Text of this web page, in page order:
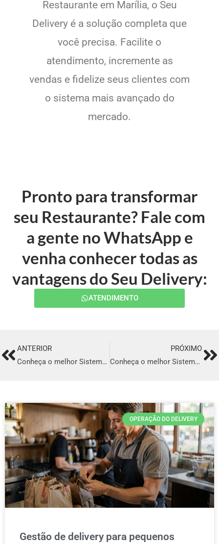
Restaurante em Marília, o Seu
Delivery é a solução completa que
você precisa. Facilite o
atendimento, incremente as
vendas e fidelize seus clientes com
o sistema mais avançado do
mercado.
Pronto para transformar
seu Restaurante? Fale com
a gente no WhatsApp e
venha conhecer todas as
vantagens do Seu Delivery:
ATENDIMENTO
PrevANTERIOR
Conheça o melhor Sistema para Delivery em Itaboraí
PRÓXIMO
Conheça o melhor Sistema para Delivery em Sete Lagoas
OPERAÇÃO DO DELIVERY
Gestão de delivery para pequenos